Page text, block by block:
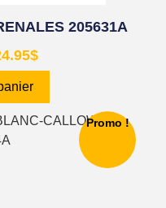
205631A
$
Promo !